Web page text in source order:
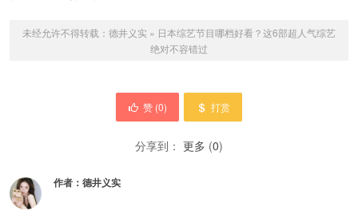
未经允许不得转载： 德井义实 » 日本综艺节目哪档好看？这6部超人气综艺
绝对不容错过
赞 (0) 打赏
分享到： 更多 (0)
作者： 德井义实